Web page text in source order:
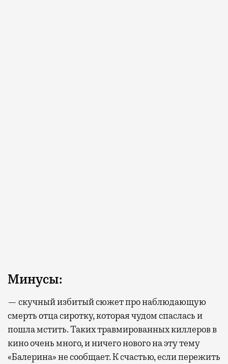
Минусы:
— скучный избитый сюжет про наблюдающую
смерть отца сиротку, которая чудом спаслась и
пошла мстить. Таких травмированных киллеров в
кино очень много, и ничего нового на эту тему
«Балерина» не сообщает. К счастью, если пережить